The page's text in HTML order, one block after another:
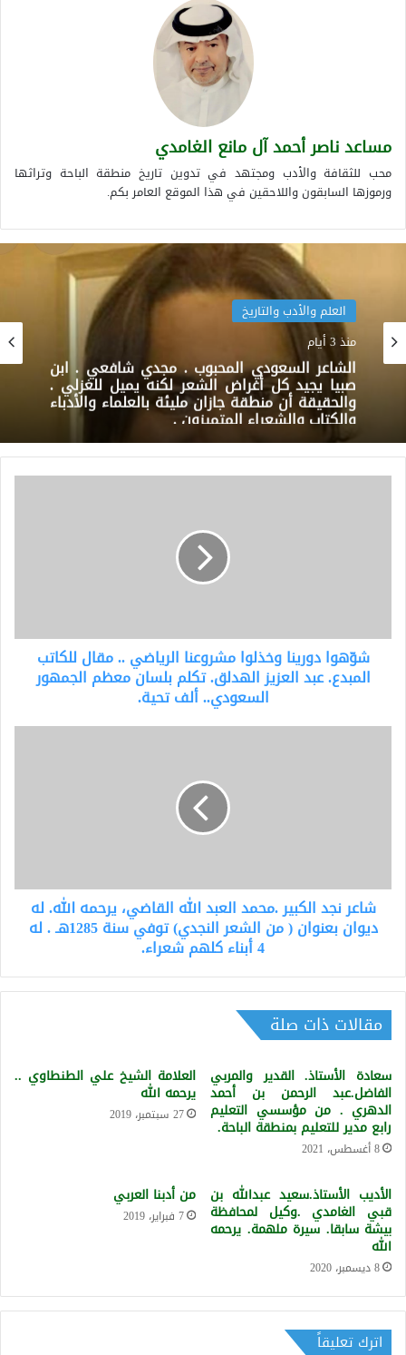
مساعد ناصر أحمد آل مانع الغامدي
محب للثقافة والأدب ومجتهد في تدوين تاريخ منطقة الباحة وتراثها
ورموزها السابقون واللاحقين في هذا الموقع العامر بكم.
العلم والأدب والتاريخ
منذ 3 أيام
الشاعر السعودي المحبوب . مجدي شافعي . ابن
صبيا يجيد كل أغراض الشعر لكنه يميل للغزلي .
والحقيقة أن منطقة جازان مليئة بالعلماء والأدباء
والكتاب والشعراء المتميزون .
المبدع.
العزيز
بلسان
شوّهوا دورينا وخذلوا مشروعنا الرياضي .. مقال للكاتب
المبدع. عبد العزيز الهدلق. تكلم بلسان معظم الجمهور
السعودي.. ألف تحية.
الله.
ديوان
بعنوان
من
النجدي)
توفي
1285هـ
.
له
4
أبناء
شعراء.
شاعر نجد الكبير .محمد العبد الله القاضي، يرحمه الله. له
ديوان بعنوان ( من الشعر النجدي) توفي سنة 1285هـ . له
4 أبناء كلهم شعراء.
مقالات ذات صلة
سعادة الأستاذ. القدير والمربي
الفاضل.عبد الرحمن بن أحمد
الدهري . من مؤسسي التعليم
رابع مدير للتعليم بمنطقة الباحة.
8 أغسطس، 2021
العلامة الشيخ علي الطنطاوي ..
يرحمه الله
27 سبتمبر، 2019
الأديب الأستاذ.سعيد عبدالله بن
قبي الغامدي .وكيل لمحافظة
بيشة سابقا. سيرة ملهمة. يرحمه
الله
8 ديسمبر، 2020
من أدبنا العربي
7 فبراير، 2019
اترك تعليقاً